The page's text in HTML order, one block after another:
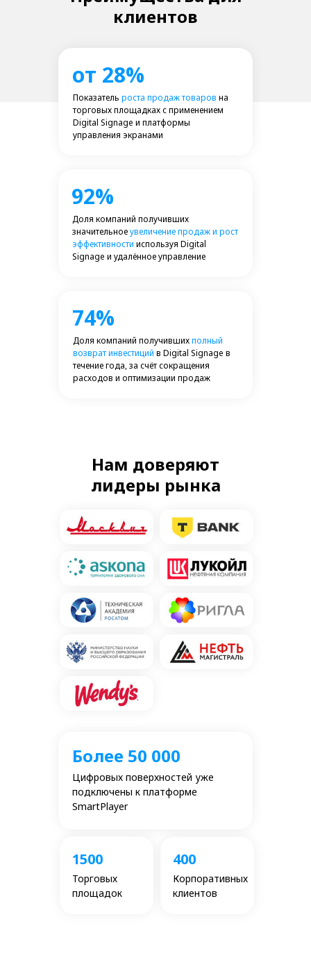
Доля компаний получившихполный
возврат инвестиций в Digital Signage в
течение года, за счёт сокращения
расходов и оптимизации продаж
74%
Доля компаний получивших
значительноеувеличение продаж и рост
эффективности используя Digital
Signage и удалённое управление
92%
Показатель роста продаж товаров на
торговых площадках с применением
Digital Signage и платформы
управления экранами
от 28%
клиентов
Нам доверяют
лидеры рынка
Корпоративных
клиентов
400
Цифровых поверхностей уже
подключены к платформе
SmartPlayer
Более 50 000
Торговых
площадок
1500